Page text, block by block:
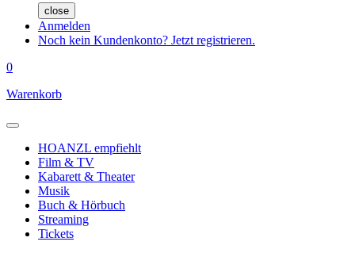
close
Anmelden
Noch kein Kundenkonto? Jetzt registrieren.
0
Warenkorb
HOANZL empfiehlt
Film & TV
Kabarett & Theater
Musik
Buch & Hörbuch
Streaming
Tickets